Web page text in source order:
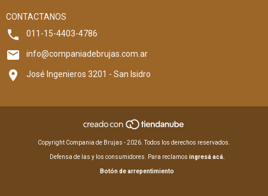
CONTACTANOS
011-15-4403-4786
info@companiadebrujas.com.ar
José Ingenieros 3201 - San Isidro
Copyright Compania de Brujas - 2026. Todos los derechos reservados.
Defensa de las y los consumidores. Para reclamos ingresá acá.
Botón de arrepentimiento